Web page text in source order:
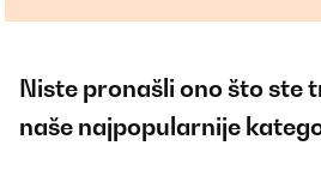
Niste pronašli ono što ste
naše najpopularnije